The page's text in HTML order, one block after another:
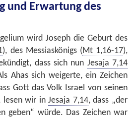
und Erwartung des
wird Joseph die Geburt des
), des Messiaskönigs (Mt 1,16-17),
dass sich nun Jesaja 7,14
Ahas sich weigerte, ein Zeichen
Gott das Volk Israel von seinen
lesen wir inJesaja 7,14, dass „der
geben“ würde. Das Zeichen war